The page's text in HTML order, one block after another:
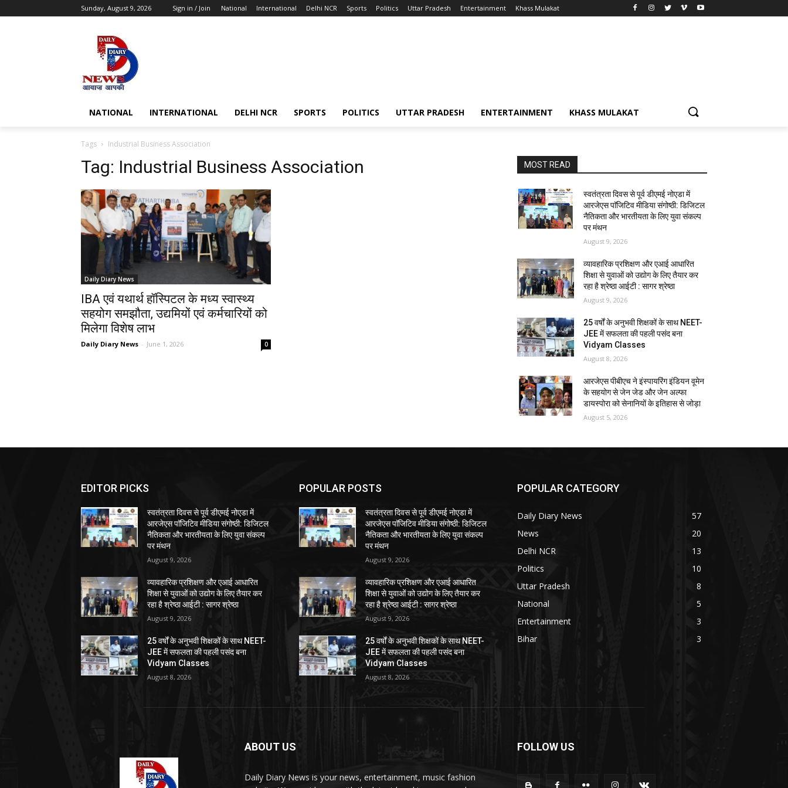
Sunday, August 9, 2026 Sign in / Join National International Delhi NCR Sports Politics Uttar Pradesh Entertainment Khass Mulakat
NATIONAL INTERNATIONAL DELHI NCR SPORTS POLITICS UTTAR PRADESH ENTERTAINMENT KHASS MULAKAT
Tags Industrial Business Association
Tag: Industrial Business Association
Daily Diary News
IBA एवं यथार्थ हॉस्पिटल के मध्य स्वास्थ्य
सहयोग समझौता, उद्यमियों एवं कर्मचारियों को
मिलेगा विशेष लाभ
Daily Diary News - June 1, 2026 0
MOST READ
स्वतंत्रता दिवस से पूर्व डीएमई नोएडा में
आरजेएस पाॅजिटिव मीडिया संगोष्ठी: डिजिटल
नैतिकता और भारतीयता के लिए युवा संकल्प
पर मंथन
August 9, 2026
व्यावहारिक प्रशिक्षण और एआई आधारित
शिक्षा से युवाओं को उद्योग के लिए तैयार कर
रहा है श्रेष्ठा आईटी : सागर श्रेष्ठा
August 9, 2026
25 वर्षों के अनुभवी शिक्षकों के साथ NEET-
JEE में सफलता की पहली पसंद बना
Vidyam Classes
August 8, 2026
आरजेएस पीबीएच ने इंस्पायरिंग इंडियन वूमेन
के सहयोग से जेन जेड और जेन अल्फा
डायस्पोरा को सेनानियों के इतिहास से जोड़ा
August 5, 2026
EDITOR PICKS
स्वतंत्रता दिवस से पूर्व डीएमई नोएडा में
आरजेएस पाॅजिटिव मीडिया संगोष्ठी: डिजिटल
नैतिकता और भारतीयता के लिए युवा संकल्प
पर मंथन
August 9, 2026
व्यावहारिक प्रशिक्षण और एआई आधारित
शिक्षा से युवाओं को उद्योग के लिए तैयार कर
रहा है श्रेष्ठा आईटी : सागर श्रेष्ठा
August 9, 2026
25 वर्षों के अनुभवी शिक्षकों के साथ NEET-
JEE में सफलता की पहली पसंद बना
Vidyam Classes
August 8, 2026
POPULAR POSTS
स्वतंत्रता दिवस से पूर्व डीएमई नोएडा में
आरजेएस पाॅजिटिव मीडिया संगोष्ठी: डिजिटल
नैतिकता और भारतीयता के लिए युवा संकल्प
पर मंथन
August 9, 2026
व्यावहारिक प्रशिक्षण और एआई आधारित
शिक्षा से युवाओं को उद्योग के लिए तैयार कर
रहा है श्रेष्ठा आईटी : सागर श्रेष्ठा
August 9, 2026
25 वर्षों के अनुभवी शिक्षकों के साथ NEET-
JEE में सफलता की पहली पसंद बना
Vidyam Classes
August 8, 2026
POPULAR CATEGORY
Daily Diary News
57
News
20
Delhi NCR
13
Politics
10
Uttar Pradesh
8
National
5
Entertainment
3
Bihar
3
ABOUT US
Daily Diary News is your news, entertainment, music fashion
FOLLOW US